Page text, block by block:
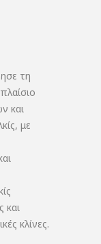
τη
και
με
και
κλίνες.